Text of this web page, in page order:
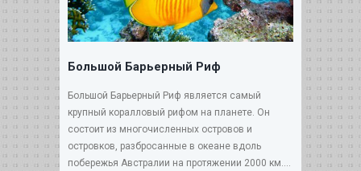
Большой Барьерный Риф
Большой Барьерный Риф является самый
крупный коралловый рифом на планете. Он
состоит из многочисленных островов и
островков, разбросанные в океане вдоль
побережья Австралии на протяжении 2000 км....